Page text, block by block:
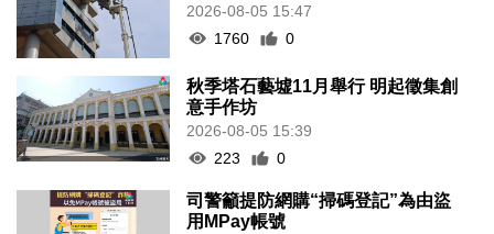
2026-08-05 15:47
1760
0
秋季塔石藝墟11月舉行 明起徵集創
意手作坊
2026-08-05 15:39
223
0
司警籲提防網購“掃碼登記”為由盜
用MPay帳號